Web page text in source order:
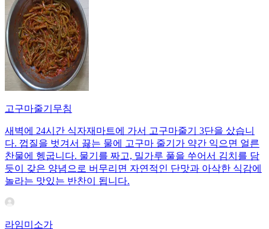
고구마줄기무침
새벽에 24시간 식자재마트에 가서 고구마줄기 3단을 샀습니
다. 껍질을 벗겨서 끓는 물에 고구마 줄기가 약간 익으면 얼른
찬물에 헹굽니다. 물기를 짜고, 밀가루 풀을 쑤어서 김치를 담
듯이 갖은 양념으로 버무리면 자연적인 단맛과 아삭한 식감에
놀라는 맛있는 반찬이 됩니다.
라임미소가